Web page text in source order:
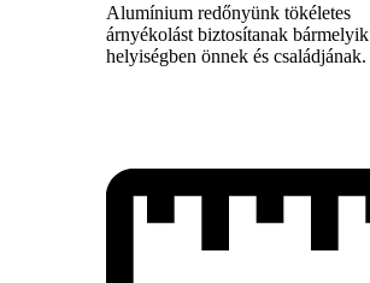
Alumínium redőnyünk tökéletes
árnyékolást biztosítanak bármelyik
helyiségben önnek és családjának.